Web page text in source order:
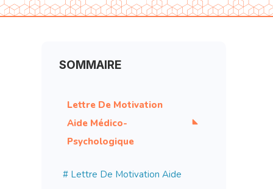
SOMMAIRE
Lettre De Motivation
Aide Médico-
Psychologique
# Lettre De Motivation Aide